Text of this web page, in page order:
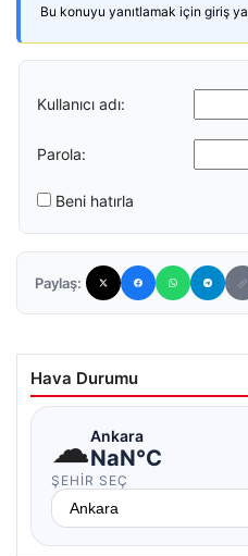
Bu konuyu yanıtlamak için giriş
Kullanıcı adı:
Parola:
Beni hatırla
Paylaş:
Hava Durumu
☁Ankara
NaN°C
ŞEHIR SEÇ